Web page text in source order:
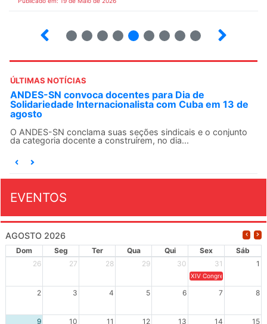
ÚLTIMAS NOTÍCIAS
ANDES-SN convoca docentes para Dia de
Solidariedade Internacionalista com Cuba em 13 de
agosto
O ANDES-SN conclama suas seções sindicais e o conjunto
da categoria docente a construírem, no dia...
EVENTOS
AGOSTO 2026
Dom Seg Ter Qua Qui Sex
Sáb
26
27 28 29 30 31 1
XIV Congresso Brasileiro
2 3 4 5 6 7 8
9 10 11 12 13 14 15